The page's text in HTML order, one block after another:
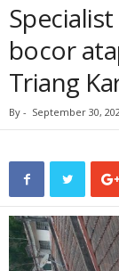
bocor
Triang
By - September 30,